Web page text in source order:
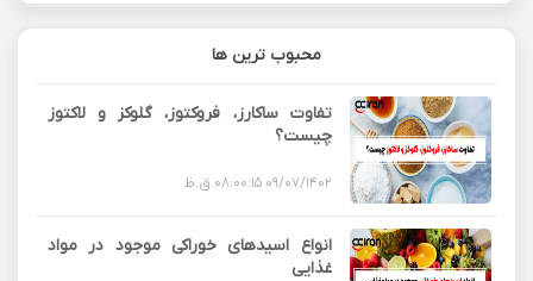
محبوب ترین ها
تفاوت ساکارز، فروکتوز، گلوکز و لاکتوز
چیست؟
09/07/1402 08:00:15 ق.ظ
انواع اسیدهای خوراکی موجود در مواد
غذایی